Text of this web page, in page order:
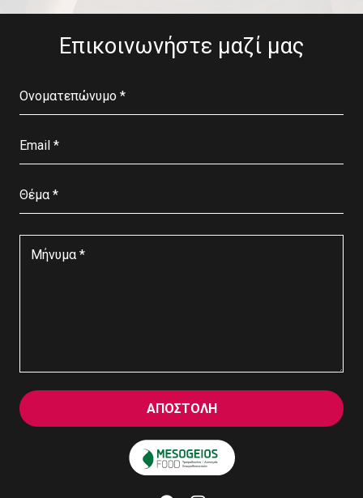
Επικοινωνήστε μαζί μας
ΑΠΟΣΤΟΛΗ